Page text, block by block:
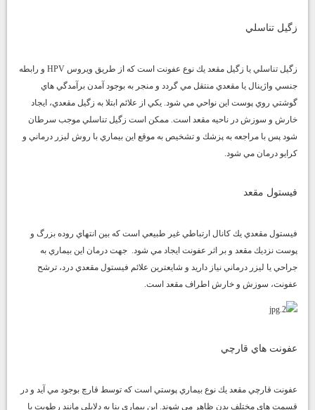
زگيل تناسلي
زگيل تناسلي يا زگيل مقعد يك نوع عفونت است كه از طريق ويروس HPV و رابطه
جنسي واژينال يا مقعدي منتقل مي گردد و منجر به بوجود آمدن برآمدگي هاي
گوشتي روي پوست اين نواحي مي شود. يكي از علائم ابتلا به زگيل مقعدي، ايجاد
خارش و سوزش در ناحيه مقعد است. ممكن است زگيل تناسلي موجب سرطان
شود پس با مراجعه به پزشك و تشخيص به موقع اين بيماري با روش ليزر درماني و
كرايو درمان مي شود.
فيستول مقعد
فيستول مقعدي يك كانال ارتباطي غير طبيعي است كه بين انتهاي روده بزرگ و
پوست نزديك مقعد و بر اثر عفونت ايجاد مي شود. جهت درمان اين بيماري به
جراحي يا ليزر درماني نياز داريد و شايعترين علائم فيستول مقعدي درد، ترشح
عفونت، سوزش و خارش اطراف مقعد است.
عفونت هاي قارچي
عفونت قارچي مقعد يك نوع بيماري پوستي است كه توسط قارچ بوجود مي آيد و در
قسمت هاي مختلف بدن ظاهر مي شوند. اين بيماري بنا به دلايلي مانند رطوبت يا